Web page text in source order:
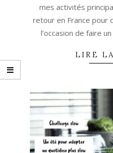
mes activités
retour en France pour
l’occasion de faire
LIRE